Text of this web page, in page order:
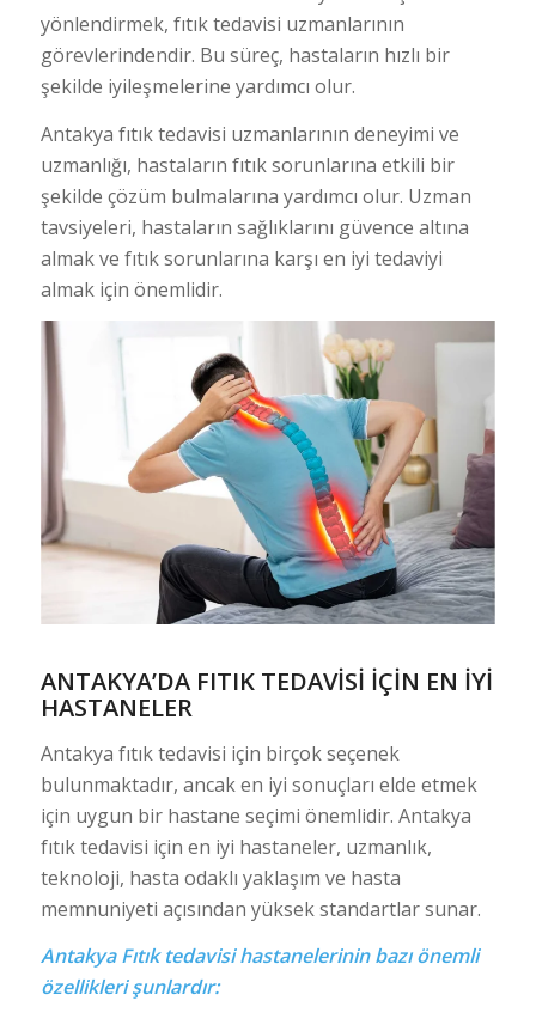
yönlendirmek, fıtık tedavisi uzmanlarının
görevlerindendir. Bu süreç, hastaların hızlı bir
şekilde iyileşmelerine yardımcı olur.
Antakya fıtık tedavisi uzmanlarının deneyimi ve
uzmanlığı, hastaların fıtık sorunlarına etkili bir
şekilde çözüm bulmalarına yardımcı olur. Uzman
tavsiyeleri, hastaların sağlıklarını güvence altına
almak ve fıtık sorunlarına karşı en iyi tedaviyi
almak için önemlidir.
ANTAKYA’DA FITIK TEDAVISI İÇIN EN İYI
HASTANELER
Antakya fıtık tedavisi için birçok seçenek
bulunmaktadır, ancak en iyi sonuçları elde etmek
için uygun bir hastane seçimi önemlidir. Antakya
fıtık tedavisi için en iyi hastaneler, uzmanlık,
teknoloji, hasta odaklı yaklaşım ve hasta
memnuniyeti açısından yüksek standartlar sunar.
Antakya Fıtık tedavisi hastanelerinin bazı önemli
özellikleri şunlardır: